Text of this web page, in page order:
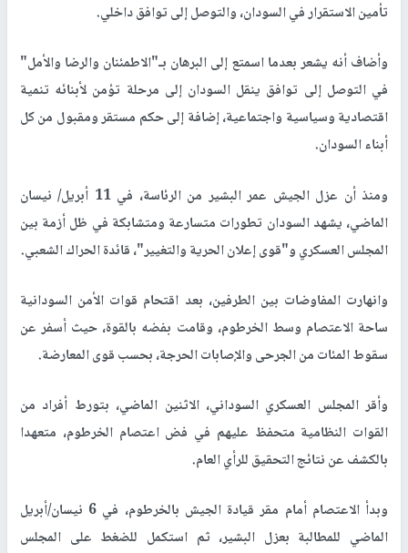
تأمين الاستقرار في السودان، والتوصل إلى توافق داخلي.
وأضاف أنه يشعر بعدما اسمتع إلى البرهان بـ"الاطمئنان والرضا والأمل"
في التوصل إلى توافق ينقل السودان إلى مرحلة تؤمن لأبنائه تنمية
اقتصادية وسياسية واجتماعية، إضافة إلى حكم مستقر ومقبول من كل
أبناء السودان.
ومنذ أن عزل الجيش عمر البشير من الرئاسة، في 11 أبريل/ نيسان
الماضي، يشهد السودان تطورات متسارعة ومتشابكة في ظل أزمة بين
المجلس العسكري و"قوى إعلان الحرية والتغيير"، قائدة الحراك الشعبي.
وانهارت المفاوضات بين الطرفين، بعد اقتحام قوات الأمن السودانية
ساحة الاعتصام وسط الخرطوم، وقامت بفضه بالقوة، حيث أسفر عن
سقوط المئات من الجرحى والإصابات الحرجة، بحسب قوى المعارضة.
وأقر المجلس العسكري السوداني، الاثنين الماضي، بتورط أفراد من
القوات النظامية متحفظ عليهم في فض اعتصام الخرطوم، متعهدا
بالكشف عن نتائج التحقيق للرأي العام.
وبدأ الاعتصام أمام مقر قيادة الجيش بالخرطوم، في 6 نيسان/أبريل
الماضي للمطالبة بعزل البشير، ثم استكمل للضغط على المجلس